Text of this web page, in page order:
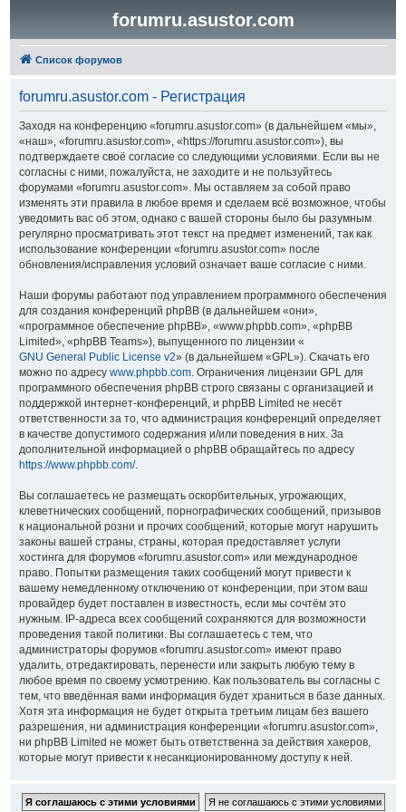
forumru.asustor.com
Список форумов
forumru.asustor.com - Регистрация
Заходя на конференцию «forumru.asustor.com» (в дальнейшем «мы»,
«наш», «forumru.asustor.com», «https://forumru.asustor.com»), вы
подтверждаете своё согласие со следующими условиями. Если вы не
согласны с ними, пожалуйста, не заходите и не пользуйтесь
форумами «forumru.asustor.com». Мы оставляем за собой право
изменять эти правила в любое время и сделаем всё возможное, чтобы
уведомить вас об этом, однако с вашей стороны было бы разумным
регулярно просматривать этот текст на предмет изменений, так как
использование конференции «forumru.asustor.com» после
обновления/исправления условий означает ваше согласие с ними.
Наши форумы работают под управлением программного обеспечения
для создания конференций phpBB (в дальнейшем «они»,
«программное обеспечение phpBB», «www.phpbb.com», «phpBB
Limited», «phpBB Teams»), выпущенного по лицензии «
GNU General Public License v2» (в дальнейшем «GPL»). Скачать его
можно по адресу www.phpbb.com. Ограничения лицензии GPL для
программного обеспечения phpBB строго связаны с организацией и
поддержкой интернет-конференций, и phpBB Limited не несёт
ответственности за то, что администрация конференций определяет
в качестве допустимого содержания и/или поведения в них. За
дополнительной информацией о phpBB обращайтесь по адресу
https://www.phpbb.com/.
Вы соглашаетесь не размещать оскорбительных, угрожающих,
клеветнических сообщений, порнографических сообщений, призывов
к национальной розни и прочих сообщений, которые могут нарушить
законы вашей страны, страны, которая предоставляет услуги
хостинга для форумов «forumru.asustor.com» или международное
право. Попытки размещения таких сообщений могут привести к
вашему немедленному отключению от конференции, при этом ваш
провайдер будет поставлен в известность, если мы сочтём это
нужным. IP-адреса всех сообщений сохраняются для возможности
проведения такой политики. Вы соглашаетесь с тем, что
администраторы форумов «forumru.asustor.com» имеют право
удалить, отредактировать, перенести или закрыть любую тему в
любое время по своему усмотрению. Как пользователь вы согласны с
тем, что введённая вами информация будет храниться в базе данных.
Хотя эта информация не будет открыта третьим лицам без вашего
разрешения, ни администрация конференции «forumru.asustor.com»,
ни phpBB Limited не может быть ответственна за действия хакеров,
которые могут привести к несанкционированному доступу к ней.